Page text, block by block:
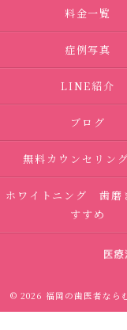
料金一覧
症例写真
LINE紹介
ブログ
無料カウンセリン
ホワイトニング 歯
すすめ
© 2026 福岡の歯医者な